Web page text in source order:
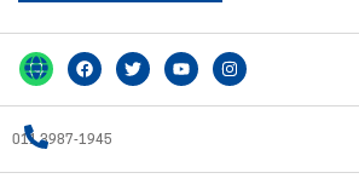
011 3987-1945